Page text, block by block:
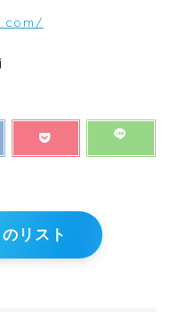
リスト